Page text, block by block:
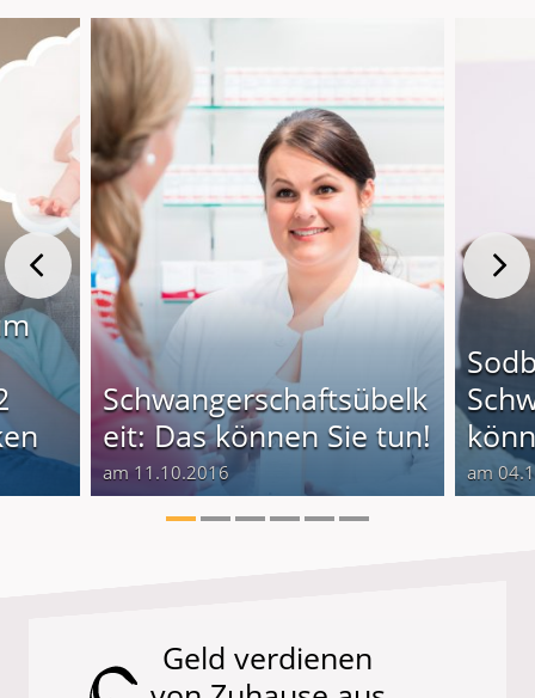
Schwangerschaftsübelk
eit: Das können Sie tun!
am 11.10.2016 am
Geld verdienen